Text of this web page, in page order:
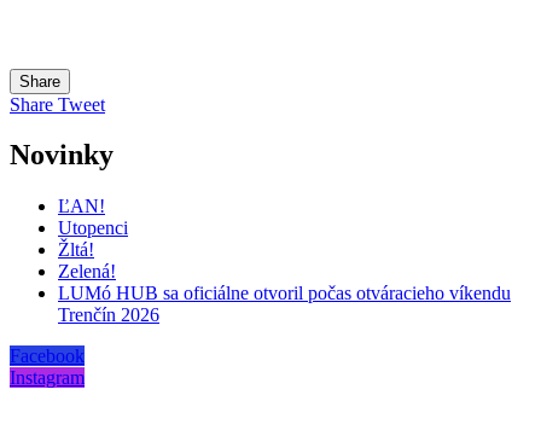
Share
Share Tweet
Novinky
ĽAN!
Utopenci
Žltá!
Zelená!
LUMó HUB sa oficiálne otvoril počas otváracieho víkendu
Trenčín 2026
Facebook
Instagram